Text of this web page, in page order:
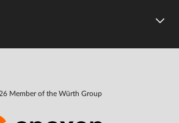
Member of the Würth Group